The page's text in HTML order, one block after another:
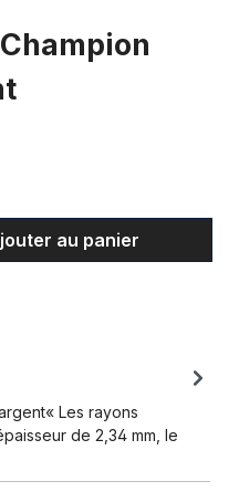
Entrez la
au panier
Les rayons
de 2,34 mm, le